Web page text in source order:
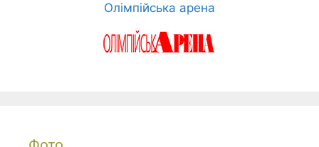
Олімпійська арена